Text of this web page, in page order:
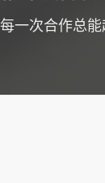
式提高企业
质和工作效
一次合作总